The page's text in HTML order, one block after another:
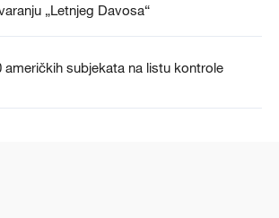
„Letnjeg Davosa“
američkih subjekata na listu kontrole